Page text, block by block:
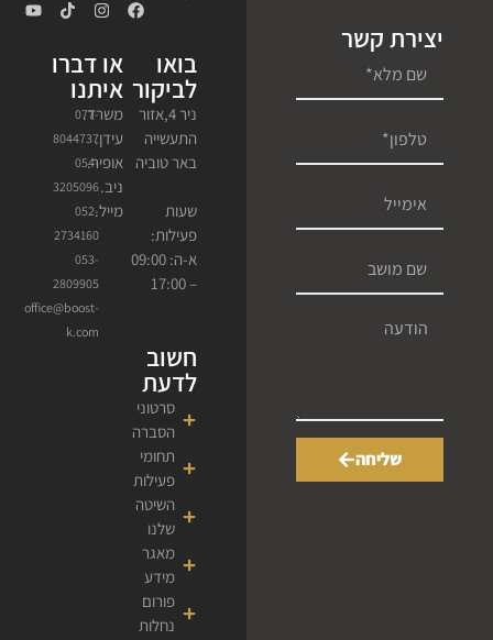
יצירת קשר
שליחה
בואו
לביקור
ניר 4,אזור
התעשייה
באר טוביה
שעות
פעילות:
א-ה: 09:00
– 17:00
או דברו
איתנו
משרד.
עידן.
אופיר.
ניב.
מייל.
077-
8044737
054-
3205096
052-
2734160
053-
2809905
office@boost-
k.com
חשוב
לדעת
סרטוני
הסברה
תחומי
פעילות
השיטה
שלנו
מאגר
מידע
פורום
נחלות